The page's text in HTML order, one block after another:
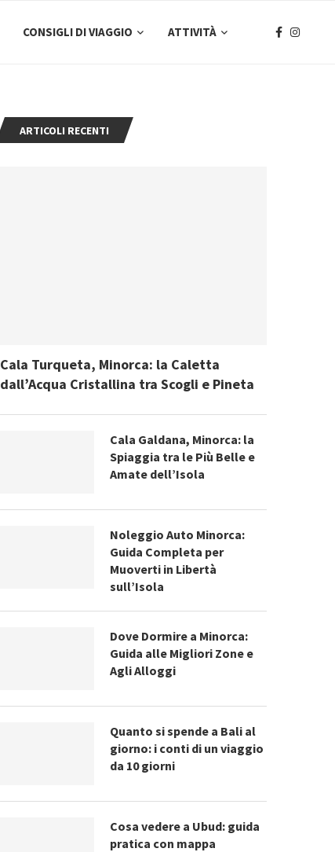
CONSIGLI DI VIAGGIO ATTIVITÀ
ARTICOLI RECENTI
Cala Turqueta, Minorca: la Caletta
dall’Acqua Cristallina tra Scogli e Pineta
Cala Galdana, Minorca: la
Spiaggia tra le Più Belle e
Amate dell’Isola
Noleggio Auto Minorca:
Guida Completa per
Muoverti in Libertà
sull’Isola
Dove Dormire a Minorca:
Guida alle Migliori Zone e
Agli Alloggi
Quanto si spende a Bali al
giorno: i conti di un viaggio
da 10 giorni
Cosa vedere a Ubud: guida
pratica con mappa